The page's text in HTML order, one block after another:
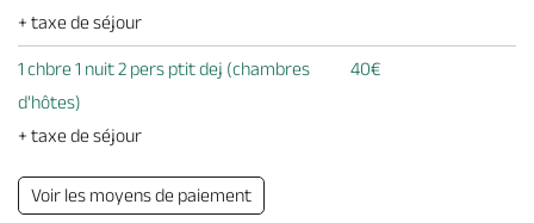
+ taxe de séjour
1 chbre 1 nuit 2 pers ptit dej (chambres
d'hôtes)
40€
+ taxe de séjour
Voir les moyens de paiement